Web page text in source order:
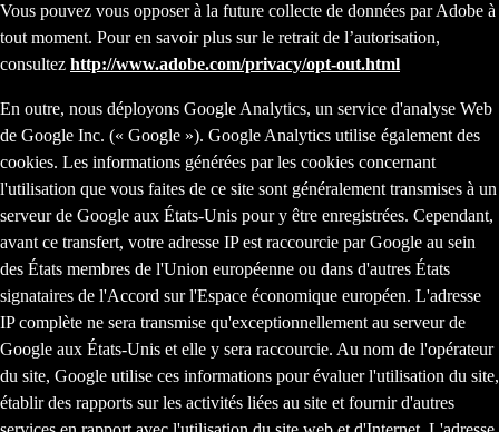
Vous pouvez vous opposer à la future collecte de données par Adobe à
tout moment. Pour en savoir plus sur le retrait de l’autorisation,
consultez http://www.adobe.com/privacy/opt-out.html
En outre, nous déployons Google Analytics, un service d'analyse Web
de Google Inc. (« Google »). Google Analytics utilise également des
cookies. Les informations générées par les cookies concernant
l'utilisation que vous faites de ce site sont généralement transmises à un
serveur de Google aux États-Unis pour y être enregistrées. Cependant,
avant ce transfert, votre adresse IP est raccourcie par Google au sein
des États membres de l'Union européenne ou dans d'autres États
signataires de l'Accord sur l'Espace économique européen. L'adresse
IP complète ne sera transmise qu'exceptionnellement au serveur de
Google aux États-Unis et elle y sera raccourcie. Au nom de l'opérateur
du site, Google utilise ces informations pour évaluer l'utilisation du site,
établir des rapports sur les activités liées au site et fournir d'autres